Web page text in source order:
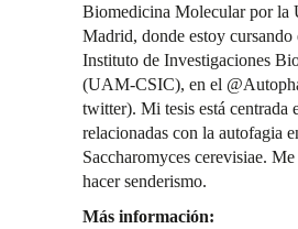
Biomedicina Molecular por la
Madrid, donde estoy cursando
Instituto de Investigaciones
(UAM-CSIC), en el
twitter). Mi tesis está centrada
relacionadas con la autofagia
Saccharomyces cerevisiae.
hacer senderismo.
Más información: